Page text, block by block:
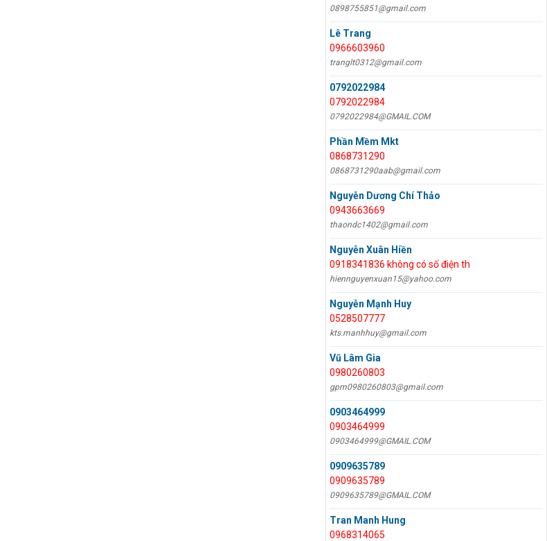
0898755851@gmail.com
Lê Trang
0966603960
tranglt0312@gmail.com
0792022984
0792022984
0792022984@GMAIL.COM
Phần Mềm Mkt
0868731290
0868731290aab@gmail.com
Nguyễn Dương Chí Thảo
0943663669
thaondc1402@gmail.com
Nguyễn Xuân Hiền
0918341836 không có số điện th
hiennguyenxuan15@yahoo.com
Nguyễn Mạnh Huy
0528507777
kts.manhhuy@gmail.com
Vũ Lâm Gia
0980260803
gpm0980260803@gmail.com
0903464999
0903464999
0903464999@GMAIL.COM
0909635789
0909635789
0909635789@GMAIL.COM
Tran Manh Hung
0968314065